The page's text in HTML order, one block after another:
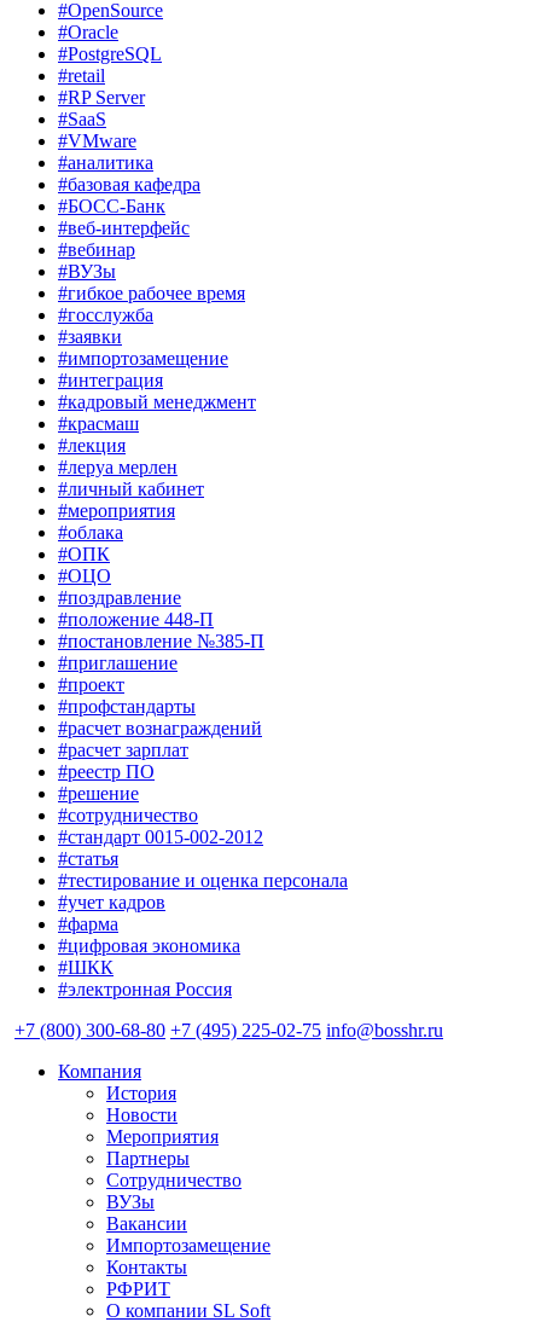
#OpenSource
#Oracle
#PostgreSQL
#retail
#RP Server
#SaaS
#VMware
#аналитика
#базовая кафедра
#БОСС-Банк
#веб-интерфейс
#вебинар
#ВУЗы
#гибкое рабочее время
#госслужба
#заявки
#импортозамещение
#интеграция
#кадровый менеджмент
#красмаш
#лекция
#леруа мерлен
#личный кабинет
#мероприятия
#облака
#ОПК
#ОЦО
#поздравление
#положение 448-П
#постановление №385-П
#приглашение
#проект
#профстандарты
#расчет вознаграждений
#расчет зарплат
#реестр ПО
#решение
#сотрудничество
#стандарт 0015-002-2012
#статья
#тестирование и оценка персонала
#учет кадров
#фарма
#цифровая экономика
#ШКК
#электронная Россия
+7 (800) 300-68-80 +7 (495) 225-02-75 info@bosshr.ru
Компания
История
Новости
Мероприятия
Партнеры
Сотрудничество
ВУЗы
Вакансии
Импортозамещение
Контакты
РФРИТ
О компании SL Soft